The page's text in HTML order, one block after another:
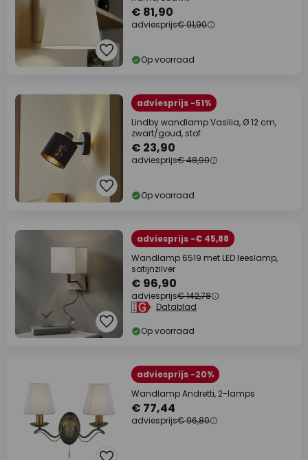
€ 81,90
adviesprijs€ 91,90
Op voorraad
adviesprijs -51%
Lindby wandlamp Vasilia, Ø 12 cm,
zwart/goud, stof
€ 23,90
adviesprijs€ 48,90
Op voorraad
adviesprijs -€ 45,88
Wandlamp 6519 met LED leeslamp,
satijnzilver
€ 96,90
adviesprijs€ 142,78
Datablad
Op voorraad
adviesprijs -20%
Wandlamp Andretti, 2-lamps
€ 77,44
adviesprijs€ 96,80